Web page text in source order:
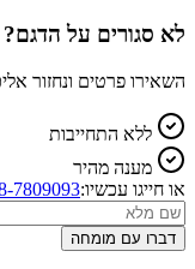
לא סגורים על הדגם?
השאירו פרטים ונחזור
ללא התחייבות
מענה מהיר
או חייגו עכשיו:7809093
דברו עם מומחה